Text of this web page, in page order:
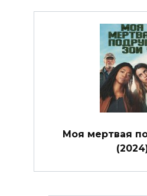
Моя мертвая